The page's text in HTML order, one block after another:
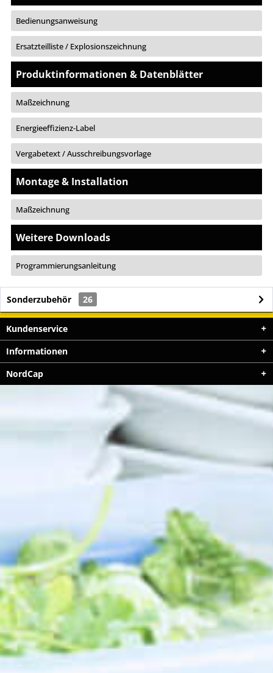
Bedienungsanweisung
Ersatzteilliste / Explosionszeichnung
Produktinformationen & Datenblätter
Maßzeichnung
Energieeffizienz-Label
Vergabetext / Ausschreibungsvorlage
Montage & Installation
Maßzeichnung
Weitere Downloads
Programmierungsanleitung
Sonderzubehör 26
Kundenservice
Informationen
NordCap